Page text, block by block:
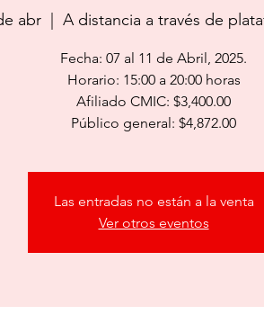
abr
  |
A distancia a través de
Fecha: 07 al 11 de Abril, 2025.
Horario: 15:00 a 20:00 horas
Afiliado CMIC: $3,400.00
Público general: $4,872.00
Las entradas no están a la venta
Ver otros eventos